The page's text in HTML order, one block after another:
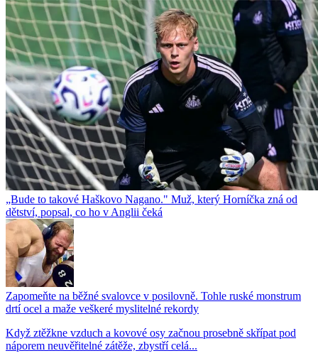
„Bude to takové Haškovo Nagano." Muž, který Horníčka zná od
dětství, popsal, co ho v Anglii čeká
Zapomeňte na běžné svalovce v posilovně. Tohle ruské monstrum
drtí ocel a maže veškeré myslitelné rekordy
Když ztěžkne vzduch a kovové osy začnou prosebně skřípat pod
náporem neuvěřitelné zátěže, zbystří celá...